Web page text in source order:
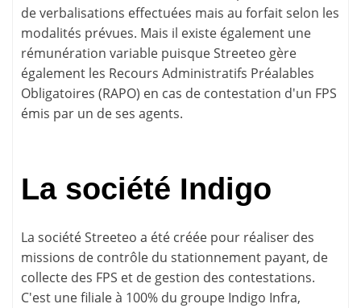
de verbalisations effectuées mais au forfait selon les
modalités prévues. Mais il existe également une
rémunération variable puisque Streeteo gère
également les Recours Administratifs Préalables
Obligatoires (RAPO) en cas de contestation d'un FPS
émis par un de ses agents.
La société Indigo
La société Streeteo a été créée pour réaliser des
missions de contrôle du stationnement payant, de
collecte des FPS et de gestion des contestations.
C'est une filiale à 100% du groupe Indigo Infra,